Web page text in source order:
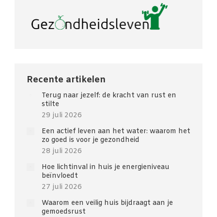
Recente artikelen
Terug naar jezelf: de kracht van rust en
stilte
29 juli 2026
Een actief leven aan het water: waarom het
zo goed is voor je gezondheid
28 juli 2026
Hoe lichtinval in huis je energieniveau
beïnvloedt
27 juli 2026
Waarom een veilig huis bijdraagt aan je
gemoedsrust